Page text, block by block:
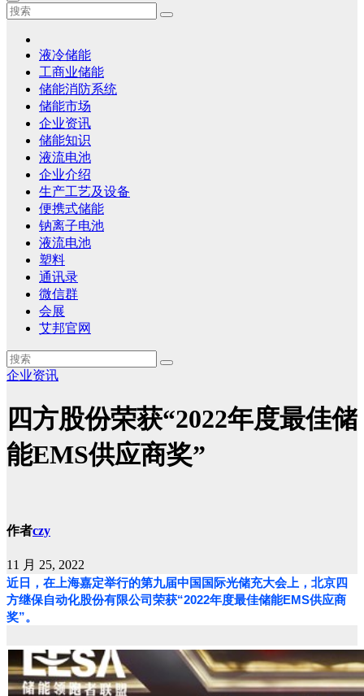
液冷储能
工商业储能
储能消防系统
储能市场
企业资讯
储能知识
液流电池
企业介绍
生产工艺及设备
便携式储能
钠离子电池
液流电池
塑料
通讯录
微信群
会展
艾邦官网
企业资讯
四方股份荣获“2022年度最佳储
能EMS供应商奖”
作者czy
11 月 25, 2022
近日，在上海嘉定举行的第九届中国国际光储充大会上，北京四
方继保自动化股份有限公司荣获“2022年度最佳储能EMS供应商
奖”。